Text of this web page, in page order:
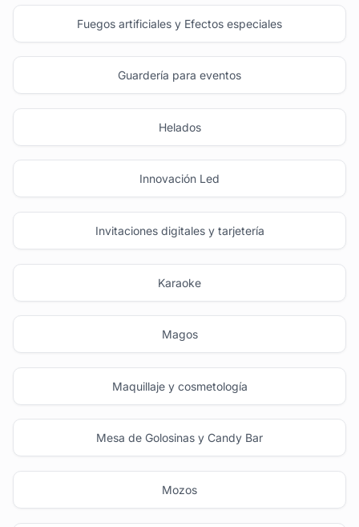
Fuegos artificiales y Efectos especiales
Guardería para eventos
Helados
Innovación Led
Invitaciones digitales y tarjetería
Karaoke
Magos
Maquillaje y cosmetología
Mesa de Golosinas y Candy Bar
Mozos